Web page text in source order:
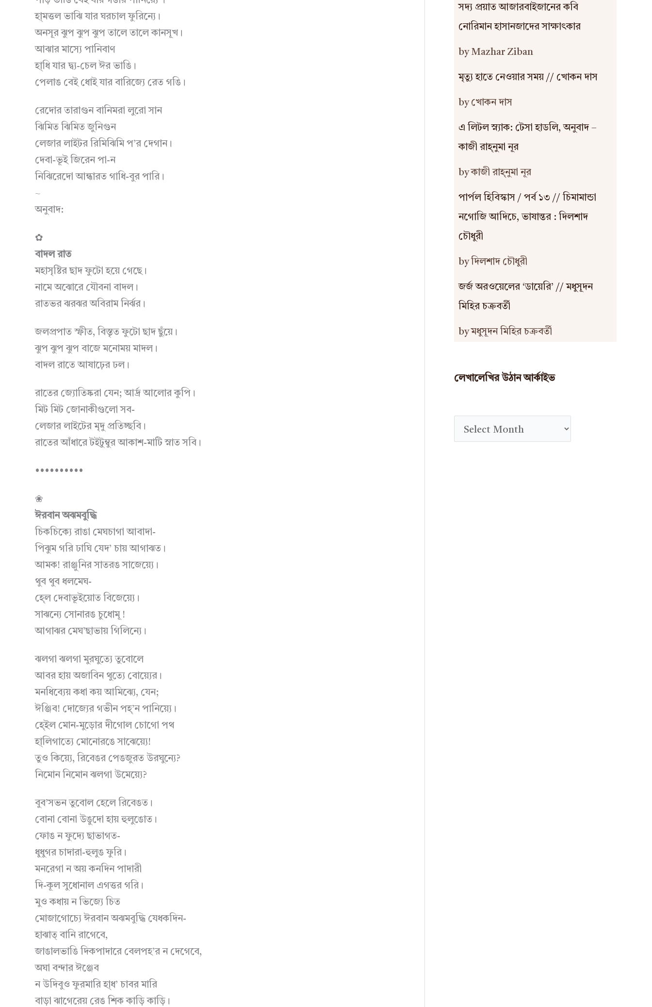
হা্মত্তল ভাঝি যার ঘরচাল ফুরিন্যে।
অনসূর ঝুপ ঝুপ ঝুপ তালে তালে কানসূখ।
আঝার মাস্যে পানিবাণ
হা্ধি যার দ্ব্য-চেল ঈর ভাঙি।
পেলাঙ বেই ধোই যার বারিজ্যে রেত গঙি।
রেদোর তারাগুন বানিমরা লুরো সান
ঝিমিত ঝিমিত জুনিগুন
লেজার লাইটর রিমিঝিমি প’র দেগান।
দেবা-ভূই জিরেন পা-ন
নিঝিরেদো আন্ধারত গাধি-বুর পারি।
~
অনুবাদ:
✿
বাদল রাত
মহাসৃষ্টির ছাদ ফুটো হয়ে গেছে।
নামে অঝোরে যৌবনা বাদল।
রাতভর ঝরঝর অবিরাম নির্ঝর।
জলপ্রপাত স্ফীত, বিস্তৃত ফুটো ছাদ ছুঁয়ে।
ঝুপ ঝুপ ঝুপ বাজে মনোময় মাদল।
বাদল রাতে আষাঢ়ের ঢল।
রাতের জ্যোতিষ্করা যেন; আর্দ্র আলোর কুপি।
মিট মিট জোনাকীগুলো সব-
লেজার লাইটের মৃদু প্রতিচ্ছবি।
রাতের আঁধারে টইটুম্বুর আকাশ-মাটি স্নাত সবি।
••••••••••
❀
ঈরবান অঝমবুদ্ধি
চিকচিক্যে রাঙা মেঘচাগা আবাদা-
পিঝুম গরি ঢাঘি যেদ’ চায় আগাঝত।
আমক! রাঞ্জুনির সাতরঙ সাজেয়্যে।
থুব থুব ধলমেঘ-
হে্ল দেবাভূইয়োত বিজেয়্যে।
সাঝন্যে সোনারঙ চুধোমূ !
আগাঝর মেঘ’ছাভায় গিলিন্যে।
ঝলগা ঝলগা মুরঘুত্যে তুবোলে
আবর হায় অজাবিন থুত্যে বোয়্যের।
মনধিব্যেয় কধা কয় আমিঝ্যে, যেন;
ঈঞ্জিব! দোজ্যের গভীন পহ্’ন পানিয়্যে।
হে্ইল মোন-মুড়োর দীগোল চোগো পথ
হা্লিগাত্যে মোনোরঙে সাঝেয়্যে!
তুও কিয়্যে, রিবেঙর পেঙজুরত উরঘুন্যে?
নিমোন নিমোন ঝলগা উমেয়্যে?
বুব’সভন তুবোল হেলে রিবেঙত।
বোনা বোনা উঙুদো হায় হুলুঙোত।
ফোঙ ন ফুদ্যে ছাভাগত-
ধুধুগর চাদারা-হুলুঙ ফুরি।
মনরেগা ন অয় কনদিন পাদারী
দি-কূল সুধোনাল এগত্তর গরি।
মুও কধায় ন ভিজ্যে চিত
মোজাগোচ্যে ঈরবান অঝমবুদ্ধি যেধকদিন-
হাঝাত্ বানি রাগেবে,
জাঙালভাঙি দিকপাদারে বেলপহ’র ন দেগেবে,
অঘা বন্দার ঈঞ্জেব
ন উদিবুও ফুরমারি হা্ধ’ চাবর মারি
বাড়া ঝাগেরেয় রেঙ শিক কাড়ি কাড়ি।
সদ্য প্রয়াত আজারবাইজানের কবি
নোরিমান হাসানজাদের সাক্ষাৎকার
by Mazhar Ziban
মৃত্যু হাতে নেওয়ার সময় // খোকন দাস
by খোকন দাস
এ লিটল স্ন্যাক: টেসা হাডলি, অনুবাদ –
কাজী রাহ্‌নুমা নূর
by কাজী রাহ্‌নুমা নূর
পার্পল হিবিস্কাস / পর্ব ১৩ // চিমামান্ডা
নগোজি আদিচে, ভাষান্তর : দিলশাদ
চৌধুরী
by দিলশাদ চৌধুরী
জর্জ অরওয়েলের ‘ডায়েরি’ // মধুসূদন
মিহির চক্রবর্তী
by মধুসূদন মিহির চক্রবর্তী
লেখালেখির উঠান আর্কাইভ
r